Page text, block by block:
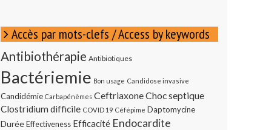
Accès par mots-clefs / Access by keywords
Antibiothérapie Antibiotiques
Bactériemie Bon usage Candidose invasive
Candidémie Carbapénèmes CeftriaxoneChoc septique
Clostridium difficile COVID 19 Céfépime Daptomycine
Durée Effectiveness Efficacité Endocardite